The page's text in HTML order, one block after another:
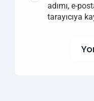
adımı, e-
tarayıcıya